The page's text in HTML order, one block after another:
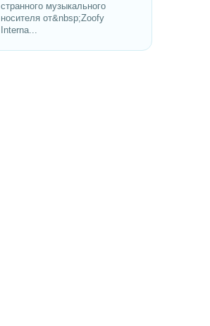
странного музыкального
носителя от&nbsp;Zoofy
Interna...